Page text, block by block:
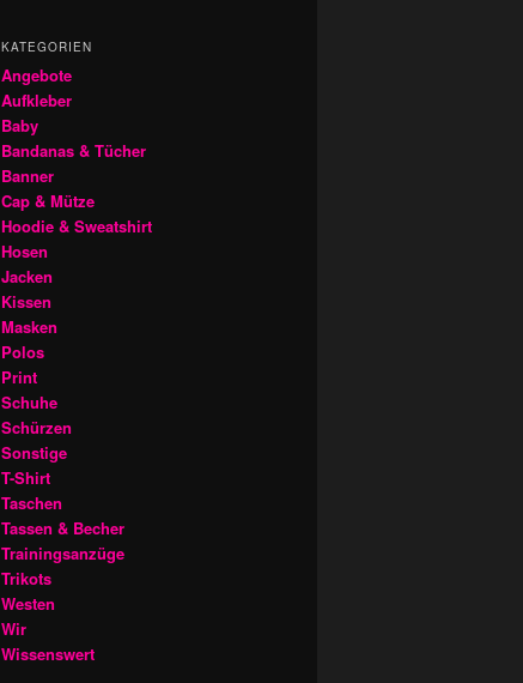
KATEGORIEN
Angebote
Aufkleber
Baby
Bandanas & Tücher
Banner
Cap & Mütze
Hoodie & Sweatshirt
Hosen
Jacken
Kissen
Masken
Polos
Print
Schuhe
Schürzen
Sonstige
T-Shirt
Taschen
Tassen & Becher
Trainingsanzüge
Trikots
Westen
Wir
Wissenswert